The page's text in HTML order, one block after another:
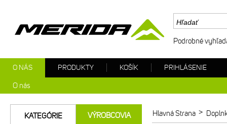
Hlavná Strana >
KATEGÓRIE VÝROBCOVIA
Podrobné
O NÁS
O nás
PRODUKTY KOŠÍK PRIHLÁSENIE